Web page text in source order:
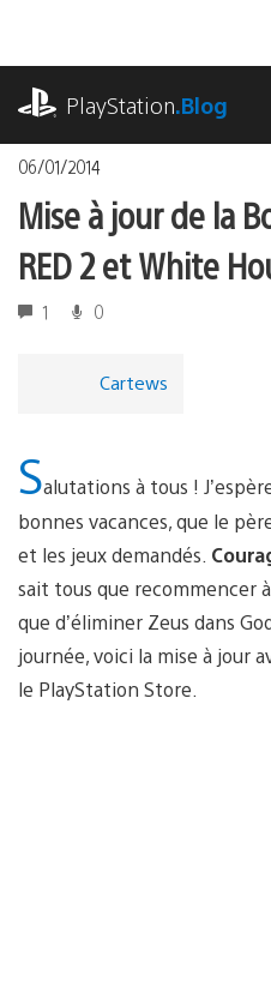
contenu
PlayStation.Blog
06/01/2014
Mise à jour de la
RED 2 et White
1 0
Cartews
Salutations à tous !
bonnes vacances, que le
et les jeux demandés.
sait tous que recommencer
que d’éliminer Zeus dans
journée, voici la mise à jour
le PlayStation Store.